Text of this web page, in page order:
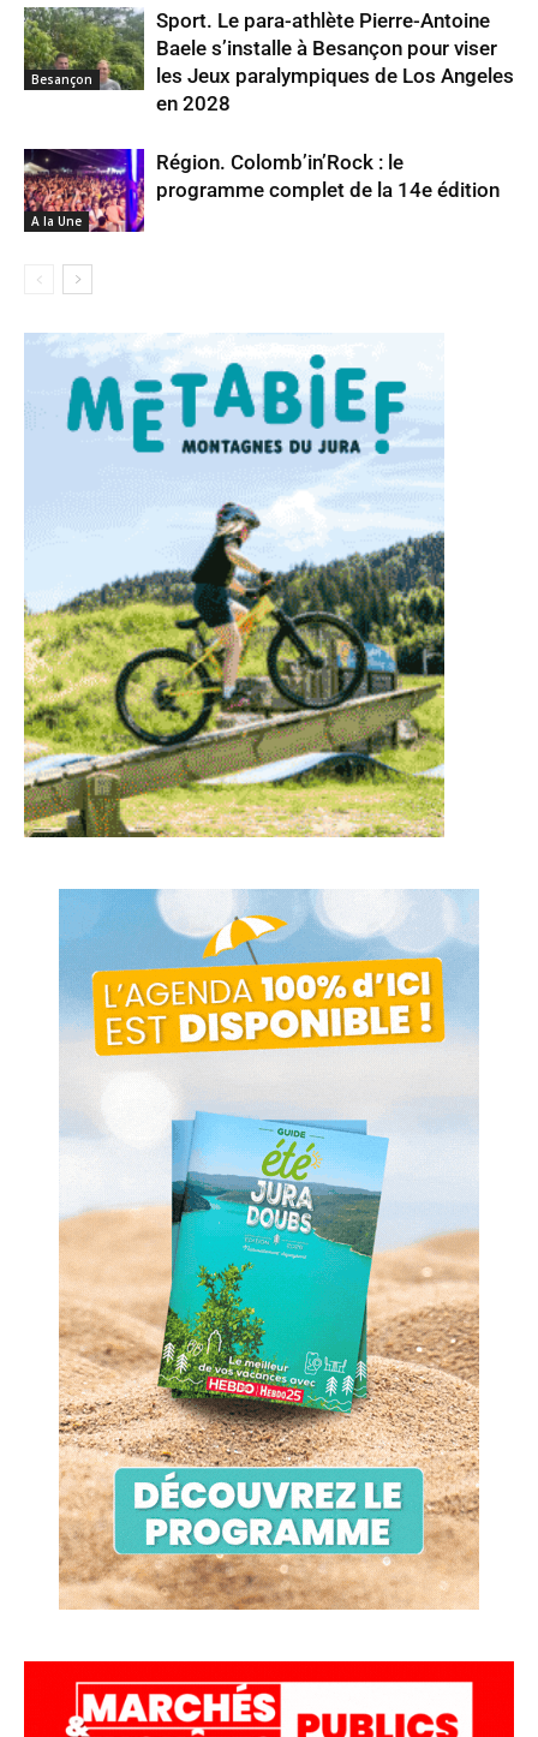
Besançon
Sport. Le para-athlète Pierre-Antoine
Baele s’installe à Besançon pour viser
les Jeux paralympiques de Los Angeles
en 2028
A la Une
Région. Colomb’in’Rock : le
programme complet de la 14e édition